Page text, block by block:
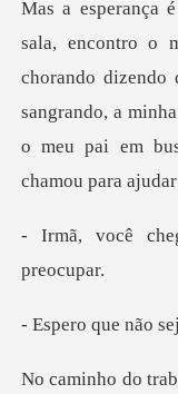
Baixar App
chorando
sangrando, a
e não